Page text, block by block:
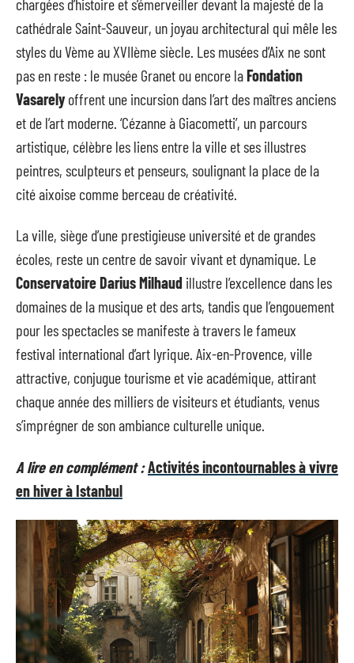
cathédrale Saint-Sauveur, un joyau architectural qui mêle les
styles du Vème au XVIIème siècle. Les musées d’Aix ne sont
pas en reste : le musée Granet ou encore laFondation
Vasarelyoffrent une incursion dans l’art des maîtres anciens
et de l’art moderne. ‘Cézanne à Giacometti’, un parcours
artistique, célèbre les liens entre la ville et ses illustres
peintres, sculpteurs et penseurs, soulignant la place de la
cité aixoise comme berceau de créativité.
La ville, siège d’une prestigieuse université et de grandes
écoles, reste un centre de savoir vivant et dynamique. Le
Conservatoire Darius Milhaud illustre l’excellence dans les
domaines de la musique et des arts, tandis que l’engouement
pour les spectacles se manifeste à travers le fameux
festival international d’art lyrique. Aix-en-Provence, ville
attractive, conjugue tourisme et vie académique, attirant
chaque année des milliers de visiteurs et étudiants, venus
s’imprégner de son ambiance culturelle unique.
A lire en complément :Activités incontournables à vivre
en hiver à Istanbul